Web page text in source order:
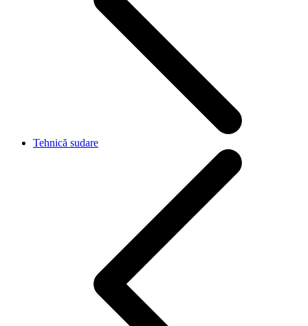
Tehnică sudare